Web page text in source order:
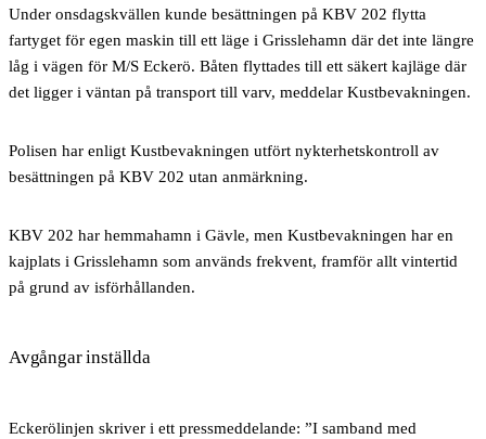
Under onsdagskvällen kunde besättningen på KBV 202 flytta
fartyget för egen maskin till ett läge i Grisslehamn där det inte längre
låg i vägen för M/S Eckerö. Båten flyttades till ett säkert kajläge där
det ligger i väntan på transport till varv, meddelar Kustbevakningen.
Polisen har enligt Kustbevakningen utfört nykterhetskontroll av
besättningen på KBV 202 utan anmärkning.
KBV 202 har hemmahamn i Gävle, men Kustbevakningen har en
kajplats i Grisslehamn som används frekvent, framför allt vintertid
på grund av isförhållanden.
Avgångar inställda
Eckerölinjen skriver i ett pressmeddelande: ”I samband med